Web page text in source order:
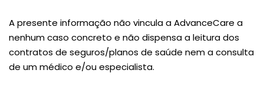
A presente informação não vincula a AdvanceCare a
nenhum caso concreto e não dispensa a leitura dos
contratos de seguros/planos de saúde nem a consulta
de um médico e/ou especialista.